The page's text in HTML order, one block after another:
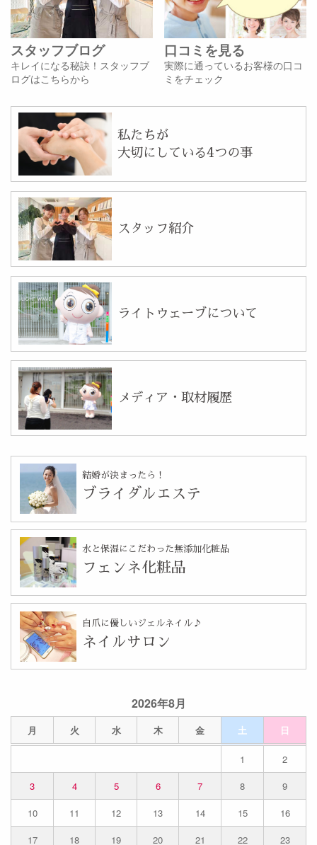
2026年8月
月 火 水 木 金 土 日
1
2
3
4 5 6 7 8
9
10
11 12 13 14 15
16
17
18 19 20 21 22 23
スタッフブログ
キレイになる秘訣！スタッフブ
ログはこちらから
口コミを見る
実際に通っているお客様の口コ
ミをチェック
私たちが
大切にしている4つの事
スタッフ紹介
ライトウェーブについて
メディア・取材履歴
結婚が決まったら！
ブライダルエステ
水と保湿にこだわった無添加化粧品
フェンネ化粧品
自爪に優しいジェルネイル♪
ネイルサロン